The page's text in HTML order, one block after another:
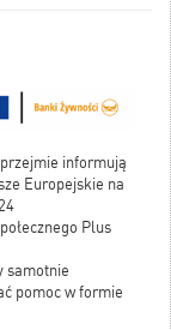
że jedynymi
środowiska i
(WFOŚiGW).
nie mają
informują
Europejskie na
Plus
samotnie
pomoc w formie